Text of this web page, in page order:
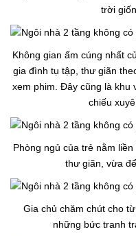
trời
Không gian ấm cúng nhất
gia đình tụ tập, thư giãn
xem phim. Đây cũng là khu
chiếu
Phòng ngủ của trẻ nằm
thư giãn, vừa
Gia chủ chăm chút cho
những bức tranh